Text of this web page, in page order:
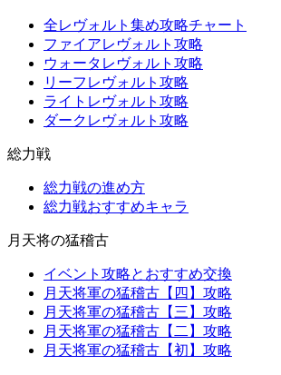
全レヴォルト集め攻略チャート
ファイアレヴォルト攻略
ウォータレヴォルト攻略
リーフレヴォルト攻略
ライトレヴォルト攻略
ダークレヴォルト攻略
総力戦
総力戦の進め方
総力戦おすすめキャラ
月天将の猛稽古
イベント攻略とおすすめ交換
月天将軍の猛稽古【四】攻略
月天将軍の猛稽古【三】攻略
月天将軍の猛稽古【二】攻略
月天将軍の猛稽古【初】攻略